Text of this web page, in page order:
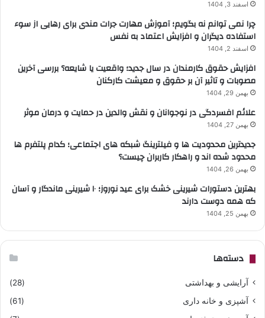
اسفند 3, 1404
چرا نمی توانم نه بگویم؛ آموزش مهارت جرات مندی برای رهایی از سوء
استفاده دیگران و افزایش اعتماد به نفس
اسفند 2, 1404
افزایش حقوق کارمندان در سال جدید؛ واقعیت یا شایعه؟ بررسی آخرین
مصوبات و تاثیر آن بر حقوق و معیشت کارکنان
بهمن 29, 1404
علائم افسردگی در نوجوانان و نقش والدین در حمایت و درمان موثر
بهمن 27, 1404
جدیدترین محدودیت ها و فیلترینگ شبکه های اجتماعی؛ کدام پلتفرم ها
محدود شده اند و راهکار کاربران چیست؟
بهمن 26, 1404
بهترین دستورات شیرینی خشک برای عید نوروز؛ ۱۰ شیرینی ماندگار و آسان
که همه دوست دارند
بهمن 25, 1404
دسته‌ها
آرایشی و بهداشتی
(28)
آشپزی و خانه داری
(61)